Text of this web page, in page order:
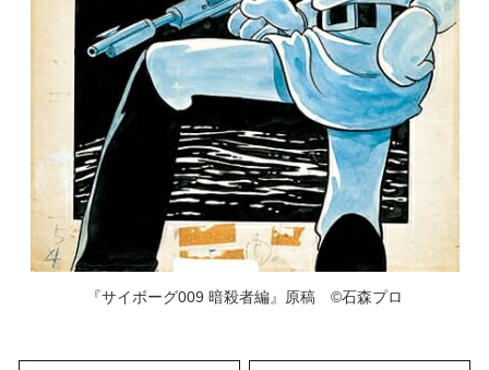
『サイボーグ009 暗殺者編』原稿 ©石森プロ